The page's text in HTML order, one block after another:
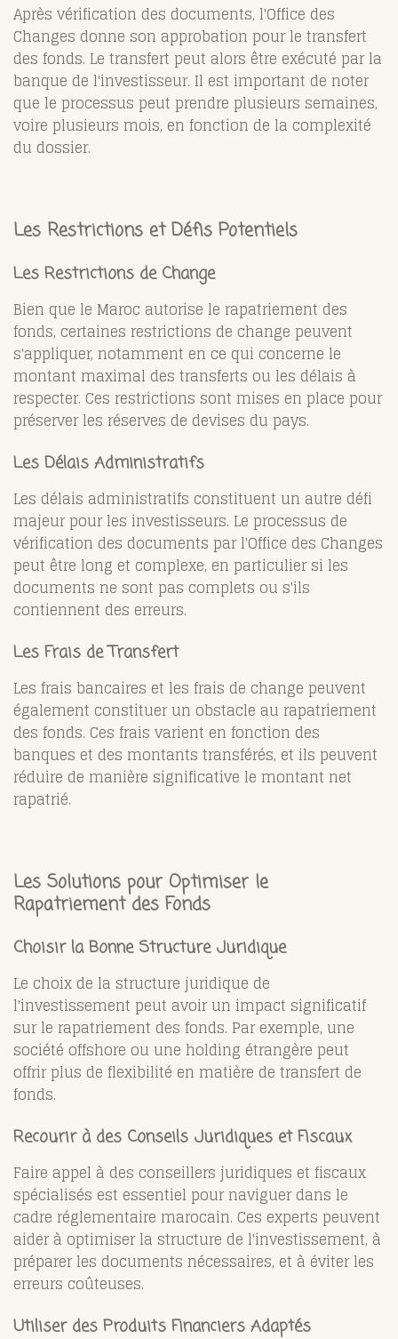
Après vérification des documents, l'Office des
Changes donne son approbation pour le transfert
des fonds. Le transfert peut alors être exécuté par la
banque de l'investisseur. Il est important de noter
que le processus peut prendre plusieurs semaines,
voire plusieurs mois, en fonction de la complexité
du dossier.
Les Restrictions et Défis Potentiels
Les Restrictions de Change
Bien que le Maroc autorise le rapatriement des
fonds, certaines restrictions de change peuvent
s'appliquer, notamment en ce qui concerne le
montant maximal des transferts ou les délais à
respecter. Ces restrictions sont mises en place pour
préserver les réserves de devises du pays.
Les Délais Administratifs
Les délais administratifs constituent un autre défi
majeur pour les investisseurs. Le processus de
vérification des documents par l'Office des Changes
peut être long et complexe, en particulier si les
documents ne sont pas complets ou s'ils
contiennent des erreurs.
Les Frais de Transfert
Les frais bancaires et les frais de change peuvent
également constituer un obstacle au rapatriement
des fonds. Ces frais varient en fonction des
banques et des montants transférés, et ils peuvent
réduire de manière significative le montant net
rapatrié.
Les Solutions pour Optimiser le
Rapatriement des Fonds
Choisir la Bonne Structure Juridique
Le choix de la structure juridique de
l'investissement peut avoir un impact significatif
sur le rapatriement des fonds. Par exemple, une
société offshore ou une holding étrangère peut
offrir plus de flexibilité en matière de transfert de
fonds.
Recourir à des Conseils Juridiques et Fiscaux
Faire appel à des conseillers juridiques et fiscaux
spécialisés est essentiel pour naviguer dans le
cadre réglementaire marocain. Ces experts peuvent
aider à optimiser la structure de l'investissement, à
préparer les documents nécessaires, et à éviter les
erreurs coûteuses.
Utiliser des Produits Financiers Adaptés